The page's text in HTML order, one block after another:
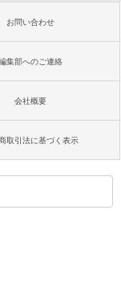
お問い合わせ
集部へのご連絡
会社概要
取引法に基づく表示